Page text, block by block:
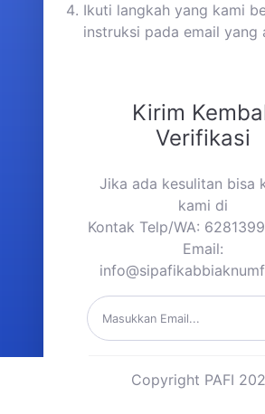
Ikuti langkah yang kami
instruksi pada email yang
Kirim
Verifikasi
Jika ada kesulitan bisa
kami di
Kontak Telp/WA:
Email:
Kirim Link Verifikasi
Copyright PAFI